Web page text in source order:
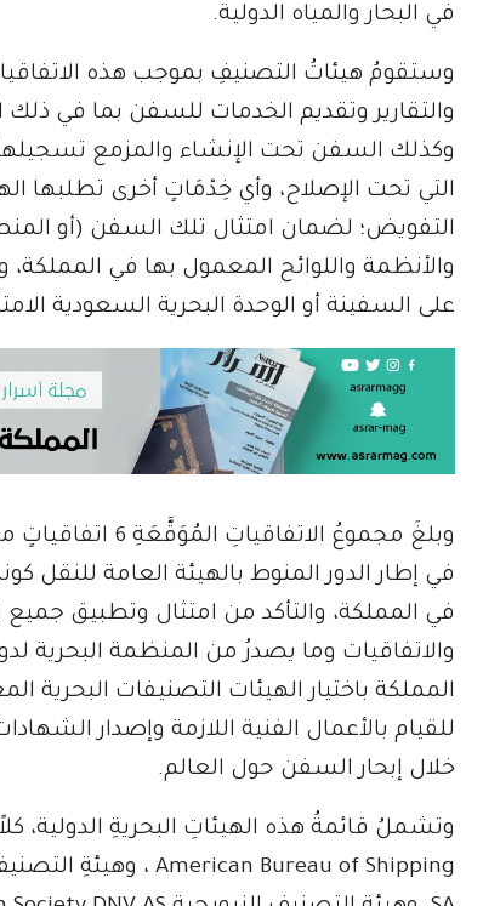
في البحار والمياه الدولية.
وستقومُ هيئاتُ التصنيفِ بموجب هذه
والتقارير وتقديم الخدمات للسفن بما في
وكذلك السفن تحت الإنشاء والمزمع
التي تحت الإصلاح، وأي خِدْمَاتٍ أخرى تطلبها
التفويض؛ لضمان امتثال تلك السفن (أو
والأنظمة واللوائح المعمول بها في المملكة،
على السفينة أو الوحدة البحرية السعودية
وبلغَ مجموعُ
في إطار الدور المنوط بالهيئة العامة للنقل
في المملكة، والتأكد من امتثال وتطبيق
المملكة باختيار الهيئات التصنيفات البحرية
للقيام بالأعمال الفنية اللازمة وإصدار
خلال إبحار السفن حول العالم.